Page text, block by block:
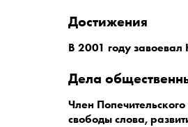
достижения
В 2001 году завоевал
дела
Член
свободы слова,